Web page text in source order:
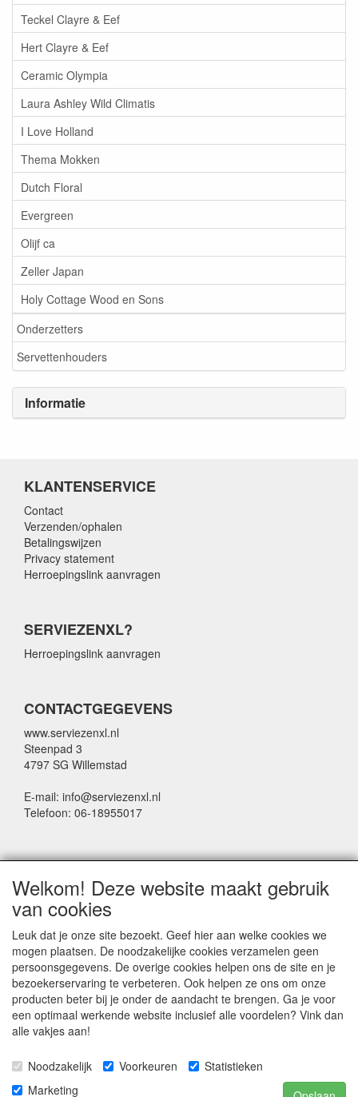
Teckel Clayre & Eef
Hert Clayre & Eef
Ceramic Olympia
Laura Ashley Wild Climatis
I Love Holland
Thema Mokken
Dutch Floral
Evergreen
Olijf ca
Zeller Japan
Holy Cottage Wood en Sons
Onderzetters
Servettenhouders
Informatie
KLANTENSERVICE
Contact
Verzenden/ophalen
Betalingswijzen
Privacy statement
Herroepingslink aanvragen
SERVIEZENXL?
Herroepingslink aanvragen
CONTACTGEGEVENS
www.serviezenxl.nl
Steenpad 3
4797 SG Willemstad
E-mail: info@serviezenxl.nl
Telefoon: 06-18955017
Voornaam
Achternaam
E-mail
Welkom! Deze website maakt gebruik
van cookies
Leuk dat je onze site bezoekt. Geef hier aan welke cookies we
mogen plaatsen. De noodzakelijke cookies verzamelen geen
persoonsgegevens. De overige cookies helpen ons de site en je
bezoekerservaring te verbeteren. Ook helpen ze ons om onze
producten beter bij je onder de aandacht te brengen. Ga je voor
een optimaal werkende website inclusief alle voordelen? Vink dan
alle vakjes aan!
Noodzakelijk Voorkeuren
Statistieken
Marketing